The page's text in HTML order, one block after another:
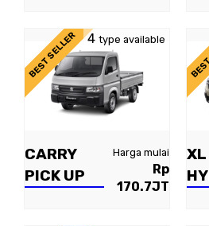
CARRY
PICK UP
Harga mulai
Rp
170.7JT
BEST SELLER 4 type available
XL